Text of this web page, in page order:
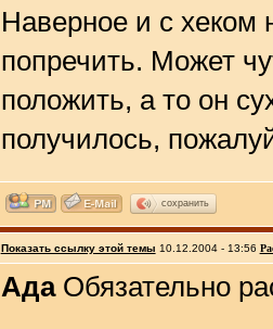
Наверное и с хеком
попречить. Может
положить, а то он
получилось,
сохранить
Показать ссылку этой темы 10.12.2004 - 13:56
АдаОбязательно